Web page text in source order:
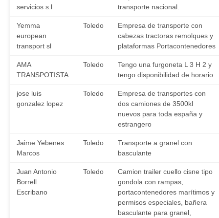
servicios s.l
transporte nacional.
Yemma
european
transport sl
Toledo
Empresa de transporte con
cabezas tractoras remolques y
plataformas Portacontenedores
AMA
TRANSPOTISTA
Toledo
Tengo una furgoneta L 3 H 2 y
tengo disponibilidad de horario
jose luis
gonzalez lopez
Toledo
Empresa de transportes con
dos camiones de 3500kl
nuevos para toda españa y
estrangero
Jaime Yebenes
Marcos
Toledo
Transporte a granel con
basculante
Juan Antonio
Borrell
Escribano
Toledo
Camion trailer cuello cisne tipo
gondola con rampas,
portacontenedores marítimos y
permisos especiales, bañera
basculante para granel,